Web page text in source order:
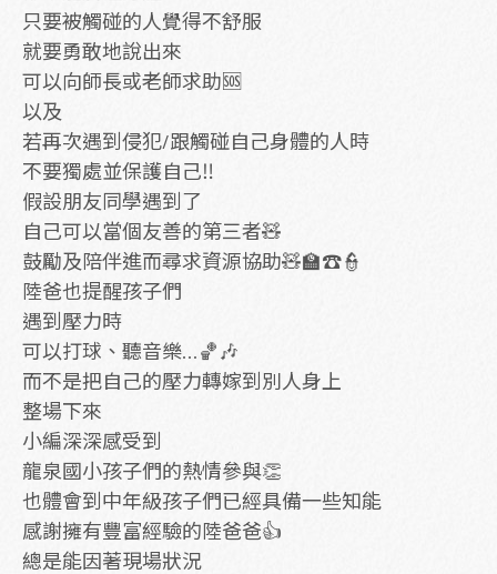
只要被觸碰的人覺得不舒服
就要勇敢地說出來
可以向師長或老師求助🆘
以及
若再次遇到侵犯/跟觸碰自己身體的人時
不要獨處並保護自己‼️
假設朋友同學遇到了
自己可以當個友善的第三者🧸
鼓勵及陪伴進而尋求資源協助🧸🏫☎️👮
陸爸也提醒孩子們
遇到壓力時
可以打球、聽音樂…🏀🎶
而不是把自己的壓力轉嫁到別人身上
整場下來
小編深深感受到
龍泉國小孩子們的熱情參與👏
也體會到中年級孩子們已經具備一些知能
感謝擁有豐富經驗的陸爸爸👍
總是能因著現場狀況